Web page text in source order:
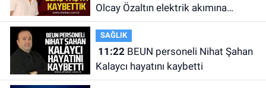
Olcay Özaltın elektrik akımına
kapılarak hayatını kaybetti.
SAĞLIK
11:22BEUN personeli Nihat Şahan
Kalaycı hayatını kaybetti